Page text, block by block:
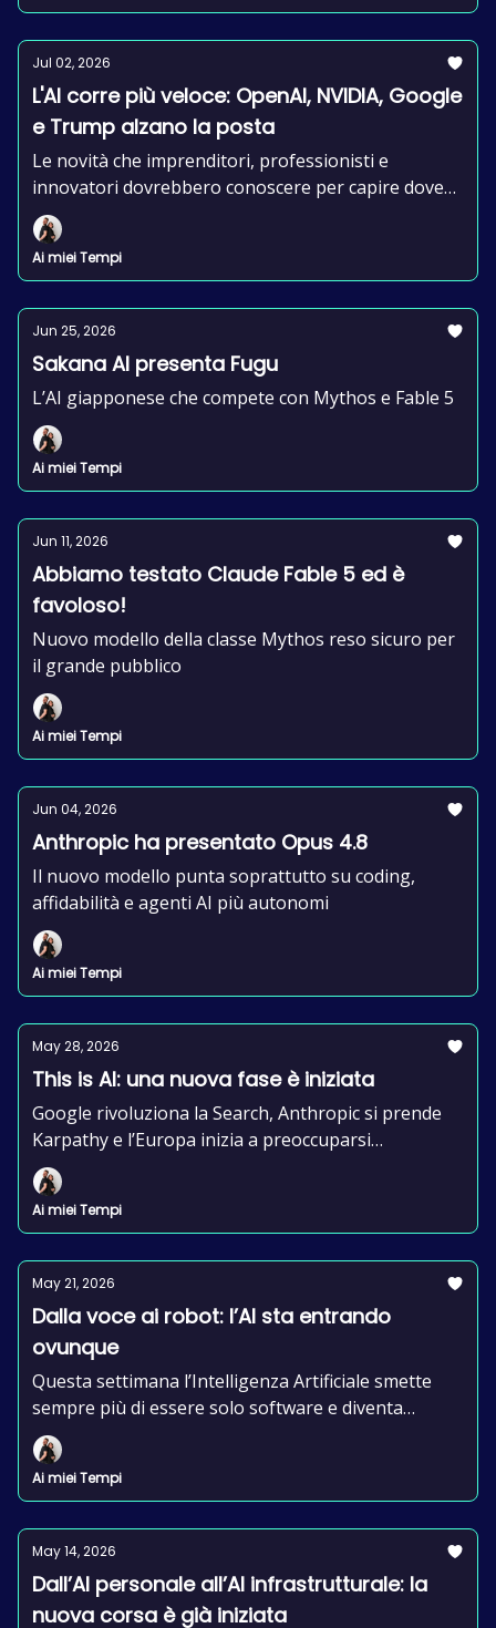
Jul 02, 2026
L'AI corre più veloce: OpenAI, NVIDIA, Google
e Trump alzano la posta
Le novità che imprenditori, professionisti e
innovatori dovrebbero conoscere per capire dove
sta andando il mercato dell'AI.
Ai miei Tempi
Jun 25, 2026
Sakana AI presenta Fugu
L’AI giapponese che compete con Mythos e Fable 5
Ai miei Tempi
Jun 11, 2026
Abbiamo testato Claude Fable 5 ed è
favoloso!
Nuovo modello della classe Mythos reso sicuro per
il grande pubblico
Ai miei Tempi
Jun 04, 2026
Anthropic ha presentato Opus 4.8
Il nuovo modello punta soprattutto su coding,
affidabilità e agenti AI più autonomi
Ai miei Tempi
May 28, 2026
This is AI: una nuova fase è iniziata
Google rivoluziona la Search, Anthropic si prende
Karpathy e l’Europa inizia a preoccuparsi
seriamente dei rischi AI
Ai miei Tempi
May 21, 2026
Dalla voce ai robot: l’AI sta entrando
ovunque
Questa settimana l’Intelligenza Artificiale smette
sempre più di essere solo software e diventa
esperienza, identità e movimento.
Ai miei Tempi
May 14, 2026
Dall’AI personale all’AI infrastrutturale: la
nuova corsa è già iniziata